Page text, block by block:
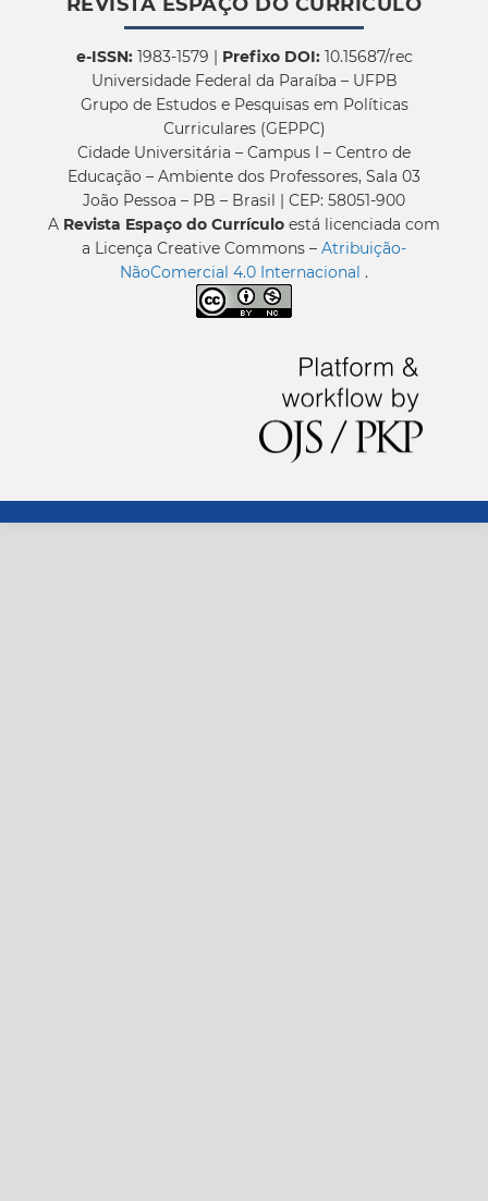
e-ISSN:1983-1579 | Prefixo DOI:10.15687/rec
Universidade Federal da Paraíba – UFPB
Grupo de Estudos e Pesquisas em Políticas
Curriculares (GEPPC)
Cidade Universitária – Campus I – Centro de
Educação – Ambiente dos Professores, Sala 03
João Pessoa – PB – Brasil | CEP: 58051-900
A Revista Espaço do Currículo está licenciada com
a Licença Creative Commons – Atribuição-
NãoComercial 4.0 Internacional .